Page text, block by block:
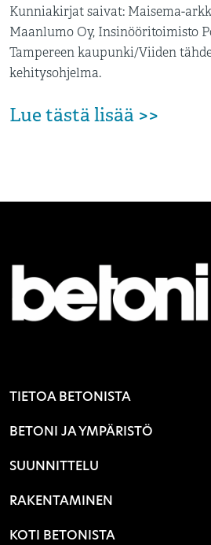
Kunniakirjat saivat: Maisema-
Maanlumo Oy, Insinööritoimisto
Tampereen kaupunki/Viiden
kehitysohjelma.
Lue tästä lisää >>
TIETOA BETONISTA
BETONI JA YMPÄRISTÖ
SUUNNITTELU
RAKENTAMINEN
KOTI BETONISTA